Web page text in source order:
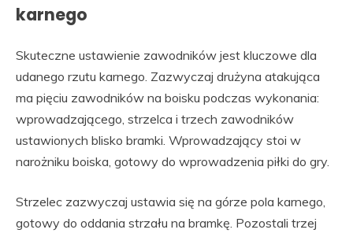
karnego
Skuteczne ustawienie zawodników jest kluczowe dla
udanego rzutu karnego. Zazwyczaj drużyna atakująca
ma pięciu zawodników na boisku podczas wykonania:
wprowadzającego, strzelca i trzech zawodników
ustawionych blisko bramki. Wprowadzający stoi w
narożniku boiska, gotowy do wprowadzenia piłki do gry.
Strzelec zazwyczaj ustawia się na górze pola karnego,
gotowy do oddania strzału na bramkę. Pozostali trzej